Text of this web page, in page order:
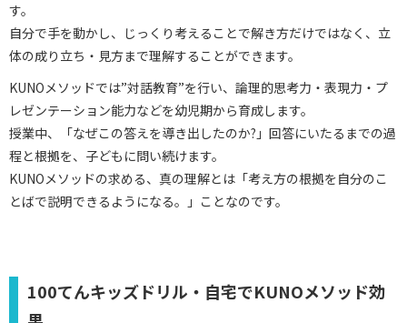
す。
自分で手を動かし、じっくり考えることで解き方だけではなく、立
体の成り立ち・見方まで理解することができます。
KUNOメソッドでは”対話教育”を行い、論理的思考力・表現力・プ
レゼンテーション能力などを幼児期から育成します。
授業中、「なぜこの答えを導き出したのか?」回答にいたるまでの過
程と根拠を、子どもに問い続けます。
KUNOメソッドの求める、真の理解とは「考え方の根拠を自分のこ
とばで説明できるようになる。」ことなのです。
100てんキッズドリル・自宅でKUNOメソッド効